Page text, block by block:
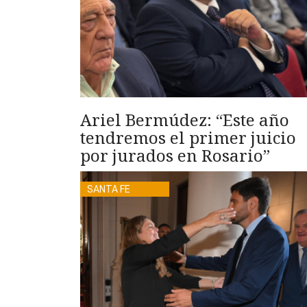
Ariel Bermúdez: “Este año
tendremos el primer juicio
por jurados en Rosario”
SANTA FE